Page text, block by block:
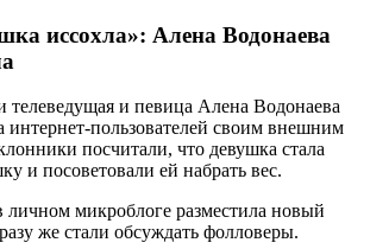
иссохла»: Алена Водонаева
телеведущая и певица Алена Водонаева
интернет-пользователей своим внешним
посчитали, что девушка стала
и посоветовали ей набрать вес.
личном микроблоге разместила новый
же стали обсуждать фолловеры.